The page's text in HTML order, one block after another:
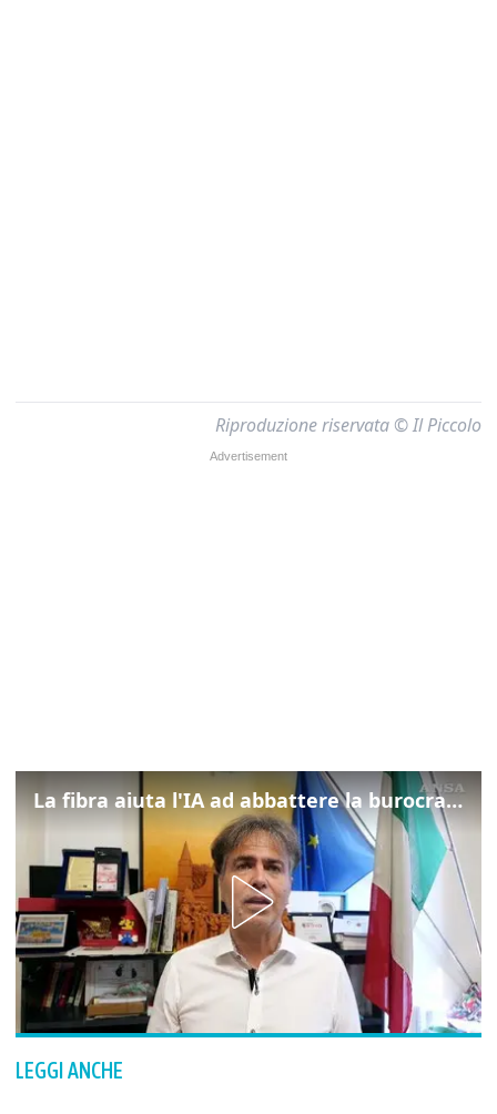
Riproduzione riservata © Il Piccolo
La fibra aiuta l'IA ad abbattere la burocrazia, progetto pilota in Veneto
LEGGI ANCHE